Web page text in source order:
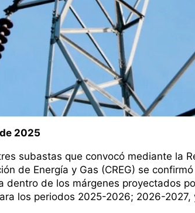
2025
subastas que convocó mediante la
de Energía y Gas (CREG) se
dentro de los márgenes proyectados
los periodos 2025-2026; 2026-